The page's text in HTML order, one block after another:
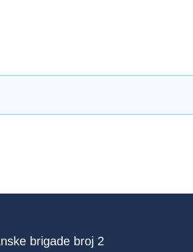
brigade broj 2